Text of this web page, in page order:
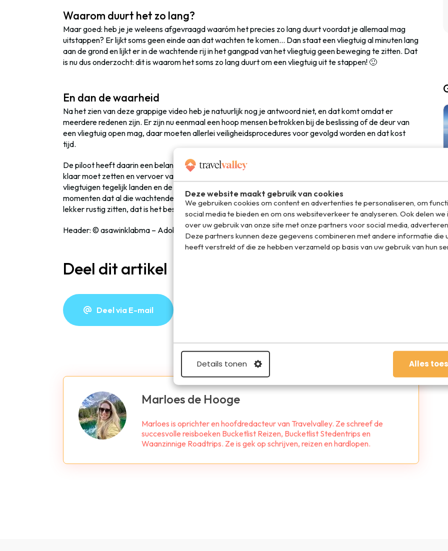
Deze website maakt gebruik van cookies
We gebruiken cookies om content en advertenties te personaliseren, om
social media te bieden en om ons websiteverkeer te analyseren. Ook delen
over uw gebruik van onze site met onze partners voor social media,
Deze partners kunnen deze gegevens combineren met andere informatie die
heeft verstrekt of die ze hebben verzameld op basis van uw gebruik van hun
Details tonen Alles
Waarom duurt het zo lang?
Maar goed: heb je je weleens afgevraagd waaróm het precies zo lang duurt voordat je allemaal mag
uitstappen? Er lijkt soms geen einde aan dat wachten te komen… Dan staat een vliegtuig al minuten lang
aan de grond en lijkt er in de wachtende rij in het gangpad van het vliegtuig geen beweging te zitten. Dat
is nu dus onderzocht: dit is waarom het soms zo lang duurt om een vliegtuig uit te stappen! 🙂
En dan de waarheid
Na het zien van deze grappige video heb je natuurlijk nog je antwoord niet, en dat komt omdat er
meerdere redenen zijn. Er zijn nu eenmaal een hoop mensen betrokken bij de beslissing of de deur van
een vliegtuig open mag, daar moeten allerlei veiligheidsprocedures voor gevolgd worden en dat kost
tijd.
De piloot heeft daarin een belangrijke taak, maar zeker ook het grondpersoneel dat eventueel een trap
klaar moet zetten en vervoer van de parkeerplaats naar de gate moet regelen. Wanneer er veel
vliegtuigen tegelijk landen en de gate bijvoorbeeld niet vrij is, gaat er tijd verloren. En dat zijn de
momenten dat al die wachtende mensen in het gangpad beginnen te stampvoeten. Blijft voortaan maar
lekker rustig zitten, dat is het beste voor iedereen!
Header: © asawinklabma – Adobe Stock
Deel dit artikel
Deel via E-mail
Marloes de Hooge
Marloes is oprichter en hoofdredacteur van Travelvalley. Ze schreef de
succesvolle reisboeken Bucketlist Reizen, Bucketlist Stedentrips en
Waanzinnige Roadtrips. Ze is gek op schrijven, reizen en hardlopen.